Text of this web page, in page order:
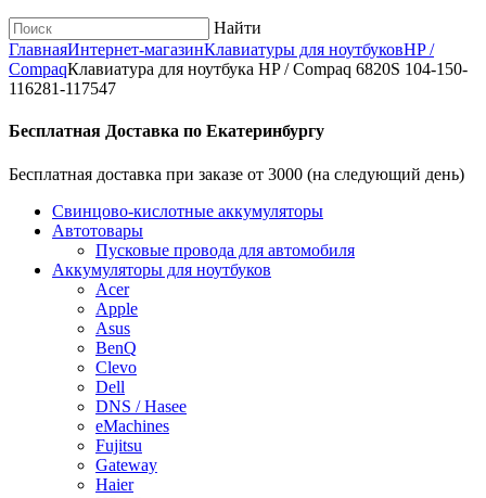
Найти
ГлавнаяИнтернет-магазинКлавиатуры для ноутбуковHP /
CompaqКлавиатура для ноутбука HP / Compaq 6820S 104-150-
116281-117547
Бесплатная Доставка по Екатеринбургу
Бесплатная доставка при заказе от 3000 (на следующий день)
Cвинцово-кислотные аккумуляторы
Автотовары
Пусковые провода для автомобиля
Аккумуляторы для ноутбуков
Acer
Apple
Asus
BenQ
Clevo
Dell
DNS / Hasee
eMachines
Fujitsu
Gateway
Haier